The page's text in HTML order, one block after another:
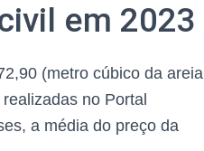
em 2023
(metro cúbico da areia
no Portal
a média do preço da